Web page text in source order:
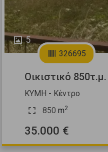
5
326695
Οικιστικό
ΚΥΜΗ - Κέντρο
850 m2
35.000 €